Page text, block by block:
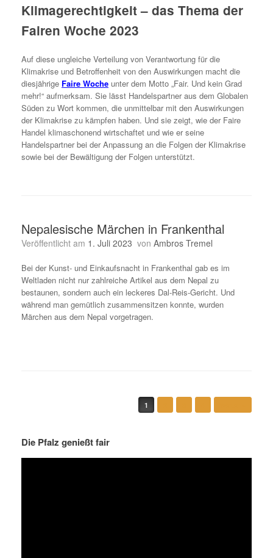
Klimagerechtigkeit – das Thema der
Fairen Woche 2023
Auf diese ungleiche Verteilung von Verantwortung für die
Klimakrise und Betroffenheit von den Auswirkungen macht die
diesjährige Faire Woche unter dem Motto „Fair. Und kein Grad
mehr!“ aufmerksam. Sie lässt Handelspartner aus dem Globalen
Süden zu Wort kommen, die unmittelbar mit den Auswirkungen
der Klimakrise zu kämpfen haben. Und sie zeigt, wie der Faire
Handel klimaschonend wirtschaftet und wie er seine
Handelspartner bei der Anpassung an die Folgen der Klimakrise
sowie bei der Bewältigung der Folgen unterstützt.
Nepalesische Märchen in Frankenthal
Veröffentlicht am 1. Juli 2023 von Ambros Tremel
Bei der Kunst- und Einkaufsnacht in Frankenthal gab es im
Weltladen nicht nur zahlreiche Artikel aus dem Nepal zu
bestaunen, sondern auch ein leckeres Dal-Reis-Gericht. Und
während man gemütlich zusammensitzen konnte, wurden
Märchen aus dem Nepal vorgetragen.
1
Die Pfalz genießt fair